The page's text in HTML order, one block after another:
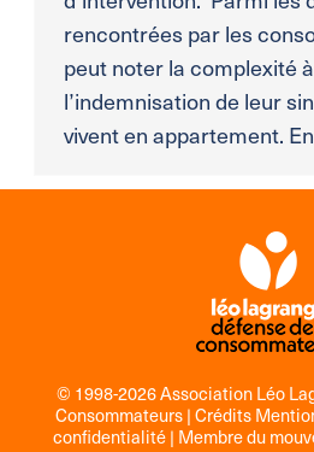
rencontrées par les
peut noter la complexité
l’indemnisation de leur
vivent en appartement.
© 1998-2026 Association Léo
Consommateurs |Crédits
confidentialité| Membre du